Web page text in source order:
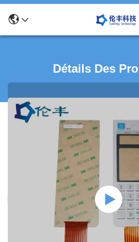
Détails Des